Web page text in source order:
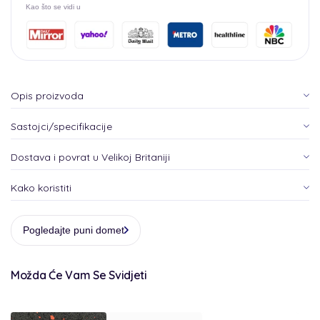
x
mm
x
mm
Kao što se vidi u
Opis proizvoda
Sastojci/specifikacije
Dostava i povrat u Velikoj Britaniji
Kako koristiti
Pogledajte puni domet
Možda Će Vam Se Svidjeti